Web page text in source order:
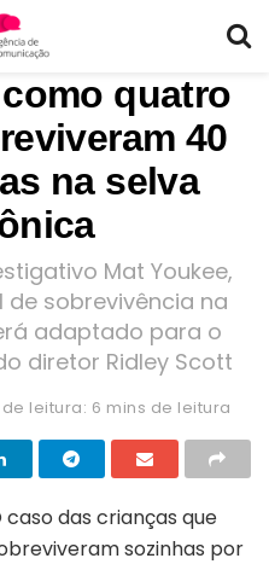
quatro
40
na selva
Mat Youkee,
sobrevivência na
adaptado para o
diretor Ridley Scott
leitura: 6 mins de leitura
caso das crianças que
sozinhas por